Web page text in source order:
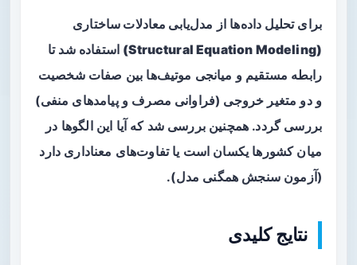
برای تحلیل داده‌ها از مدل‌یابی معادلات ساختاری
(Structural Equation Modeling)
استفاده شد تا
رابطه مستقیم و میانجی موتیف‌ها بین صفات شخصیت
و دو متغیر خروجی (فراوانی مصرف و پیامدهای منفی)
بررسی گردد. همچنین بررسی شد که آیا این الگوها در
میان کشورها یکسان است یا تفاوت‌های معناداری دارد
(آزمون سنجش همگنی مدل).
نتایج کلیدی